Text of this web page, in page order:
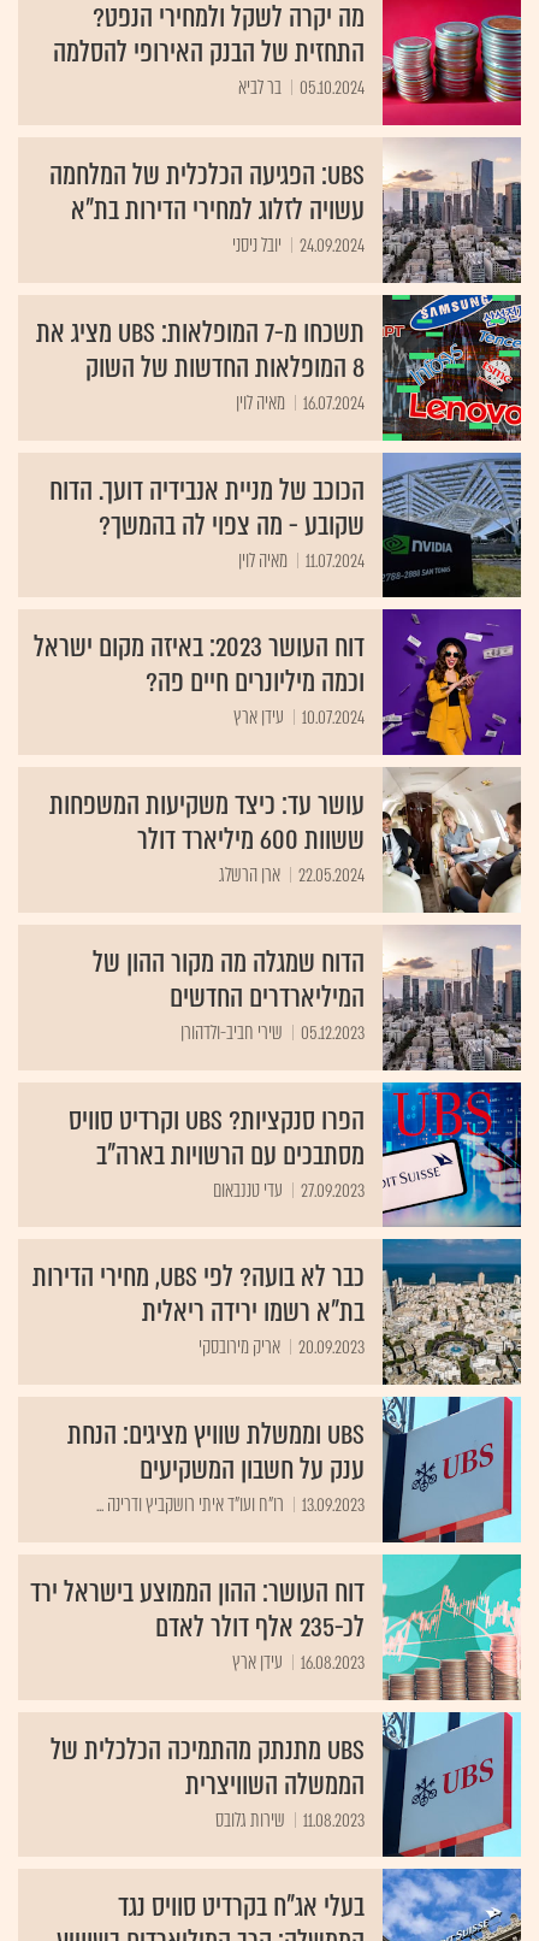
מה יקרה לשקל ולמחירי הנפט?
התחזית של הבנק האירופי להסלמה
05.10.2024 בר לביא
UBS: הפגיעה הכלכלית של המלחמה
עשויה לזלוג למחירי הדירות בת"א
24.09.2024 יובל ניסני
תשכחו מ-7 המופלאות: UBS מציג את
8 המופלאות החדשות של השוק
16.07.2024 מאיה לוין
הכוכב של מניית אנבידיה דועך. הדוח
שקובע - מה צפוי לה בהמשך?
11.07.2024 מאיה לוין
דוח העושר 2023: באיזה מקום ישראל
וכמה מיליונרים חיים פה?
10.07.2024 עידן ארץ
עושר עד: כיצד משקיעות המשפחות
ששוות 600 מיליארד דולר
22.05.2024 ארן הרשלג
הדוח שמגלה מה מקור ההון של
המיליארדרים החדשים
05.12.2023 שירי חביב-ולדהורן
הפרו סנקציות? UBS וקרדיט סוויס
מסתבכים עם הרשויות בארה"ב
27.09.2023 עדי טננבאום
כבר לא בועה? לפי UBS, מחירי הדירות
בת"א רשמו ירידה ריאלית
20.09.2023 אריק מירובסקי
UBS וממשלת שוויץ מציגים: הנחת
ענק על חשבון המשקיעים
13.09.2023 רו"ח ועו"ד איתי רושקביץ ודרינה ...
דוח העושר: ההון הממוצע בישראל ירד
לכ-235 אלף דולר לאדם
16.08.2023 עידן ארץ
UBS מתנתק מהתמיכה הכלכלית של
הממשלה השוויצרית
11.08.2023 שירות גלובס
בעלי אג"ח בקרדיט סוויס נגד